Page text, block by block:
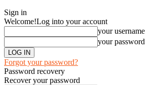
Sign in
Welcome!Log into your account
your username
your password
Forgot your password?
Password recovery
Recover your password